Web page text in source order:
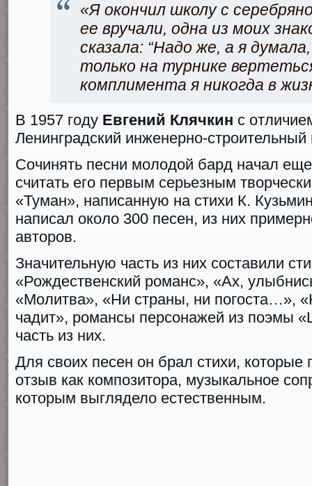
«Я окончил школу с
ее вручали, одна из моих
сказала: “Надо же, а я
только на турнике
комплимента я никогда в
В 1957 году Евгений Клячкин с
Ленинградский инженерно-строительный
Сочинять песни молодой бард начал
считать его первым серьезным
«Туман», написанную на стихи К.
написал около 300 песен, из них
авторов.
Значительную часть из них составили
«Рождественский романс», «Ах,
«Молитва», «Ни страны, ни погоста…»,
чадит», романсы персонажей из поэмы
часть из них.
Для своих песен он брал стихи,
отзыв как композитора, музыкальное
которым выглядело естественным.